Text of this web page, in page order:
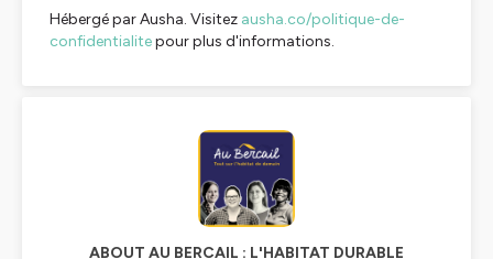
Hébergé par Ausha. Visitez ausha.co/politique-de-
confidentialitepour plus d'informations.
ABOUT AU BERCAIL : L'HABITAT DURABLE